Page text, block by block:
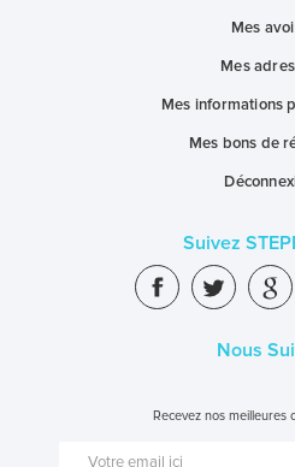
Mes
Mes
Mes informations
Mes bons de
Suivez
Nous
Recevez nos meilleures